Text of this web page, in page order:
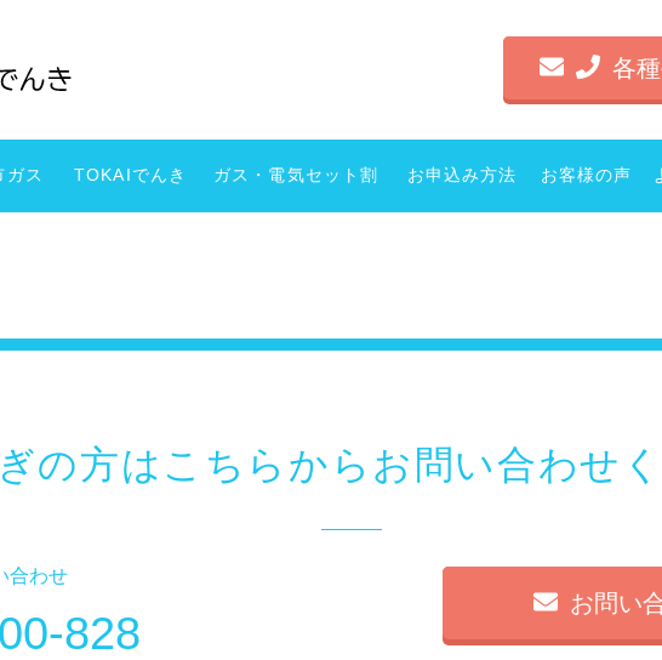
各
ガス TOKAIでんき ガス・電気セット割 お申込み方法 お客様の声
の方はこちらから お問い合わせ
お問い
合わせ
828